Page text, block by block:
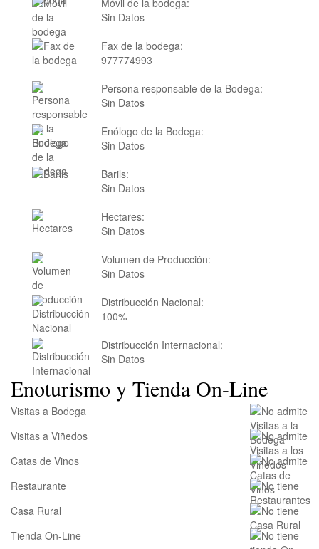
Móvil de la bodega:
Sin Datos
Fax de la bodega:
977774993
Persona responsable de la Bodega:
Sin Datos
Enólogo de la Bodega:
Sin Datos
Barils:
Sin Datos
Hectares:
Sin Datos
Volumen de Producción:
Sin Datos
Distribucción Nacional:
100%
Distribucción Internacional:
Sin Datos
Enoturismo y Tienda On-Line
Visitas a Bodega
Visitas a Viñedos
Catas de Vinos
Restaurante
Casa Rural
Tienda On-Line